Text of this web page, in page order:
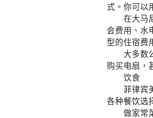
式。你可以
在大马尼
会费用、水
型的住宿费
大多数公
购买电扇，
饮食
菲律宾美
各种餐饮选
做家常菜